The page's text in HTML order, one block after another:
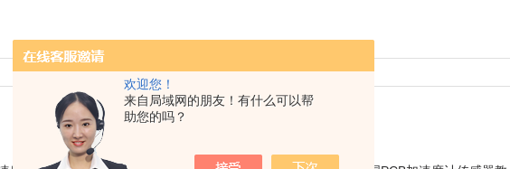
欢迎您！
来自局域网的朋友！有什么可以帮
助您的吗？